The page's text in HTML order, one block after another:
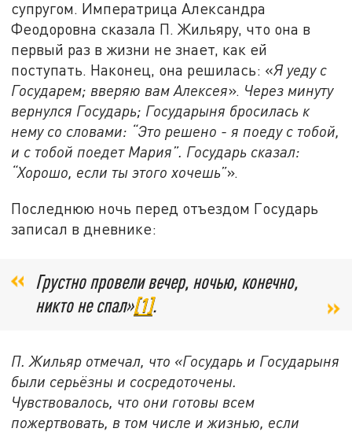
супругом. Императрица Александра
Феодоровна сказала П. Жильяру, что она в
первый раз в жизни не знает, как ей
поступать. Наконец, она решилась: «Я уеду с
Государем; вверяю вам Алексея». Через минуту
вернулся Государь; Государыня бросилась к
нему со словами: “Это решено - я поеду с тобой,
и с тобой поедет Мария”. Государь сказал:
“Хорошо, если ты этого хочешь”».
Последнюю ночь перед отъездом Государь
записал в дневнике:
Грустно провели вечер, ночью, конечно,
никто не спал»[1].
П. Жильяр отмечал, что «Государь и Государыня
были серьёзны и сосредоточены.
Чувствовалось, что они готовы всем
пожертвовать, в том числе и жизнью, если